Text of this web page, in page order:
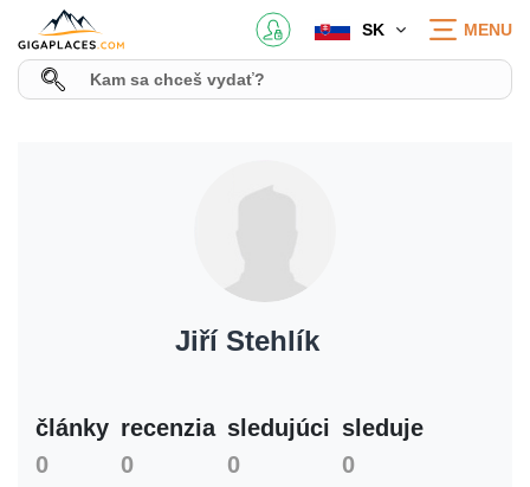
SK MENU
Jiří Stehlík
články
0
recenzia
0
sledujúci
0
sleduje
0